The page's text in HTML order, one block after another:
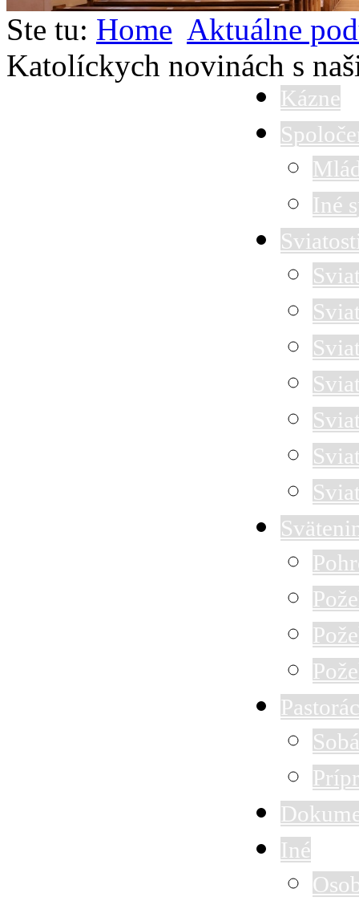
Ste tu: Home Aktuálne
Katolíckych novinách s
Kázne
Iné
Iné